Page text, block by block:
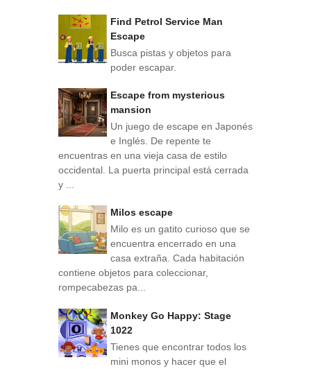
Find Petrol Service Man
Escape
Busca pistas y objetos para
poder escapar.
Escape from mysterious
mansion
Un juego de escape en Japonés
e Inglés. De repente te
encuentras en una vieja casa de estilo
occidental. La puerta principal está cerrada
y ...
Milos escape
Milo es un gatito curioso que se
encuentra encerrado en una
casa extraña. Cada habitación
contiene objetos para coleccionar,
rompecabezas pa...
Monkey Go Happy: Stage
1022
Tienes que encontrar todos los
mini monos y hacer que el